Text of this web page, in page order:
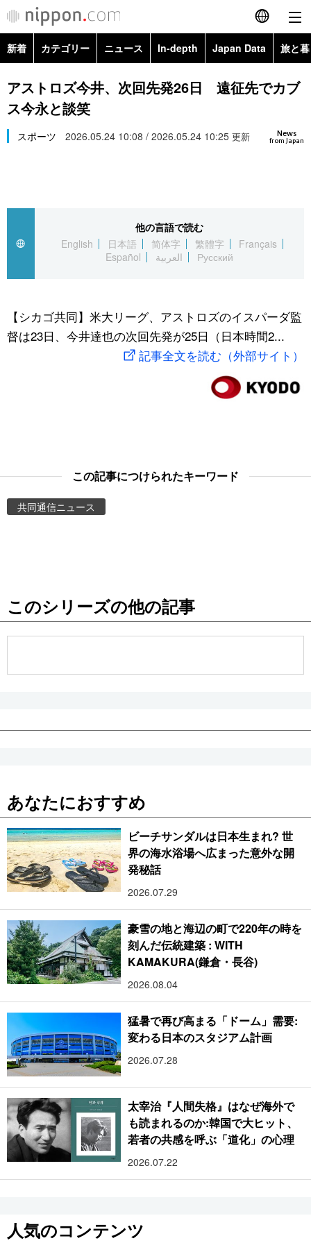
English
简体字
Русский
カテゴリー
経済・ビジネス
国際
文化
トップ
アーカイブ
In-depth
Japan Data
動画/Live
お知らせ
新着 カテゴリー ニュース In-depth Japan Data 旅と
政治・外交
経済・ビジネス
スポーツ・東京2020
Topics
アストロズ今井、次回先発26日 遠征先でカブ
ス今永と談笑
News
from Japan
スポーツ 2026.05.24 10:08 / 2026.05.24 10:25 更新
他の言語で読む
English
日本語 简体字 繁體字
Français
Español
العربية Русский
【シカゴ共同】米大リーグ、アストロズのイスパーダ監
督は23日、今井達也の次回先発が25日（日本時間2...
記事全文を読む（外部サイト）
この記事につけられたキーワード
共同通信ニュース
このシリーズの他の記事
あなたにおすすめ
ビーチサンダルは日本生まれ? 世
界の海水浴場へ広まった意外な開
発秘話
2026.07.29
豪雪の地と海辺の町で220年の時を
刻んだ伝統建築 : WITH
KAMAKURA(鎌倉・長谷)
2026.08.04
猛暑で再び高まる「ドーム」需要:
変わる日本のスタジアム計画
2026.07.28
太宰治『人間失格』はなぜ海外で
も読まれるのか:韓国で大ヒット、
若者の共感を呼ぶ「道化」の心理
2026.07.22
人気のコンテンツ